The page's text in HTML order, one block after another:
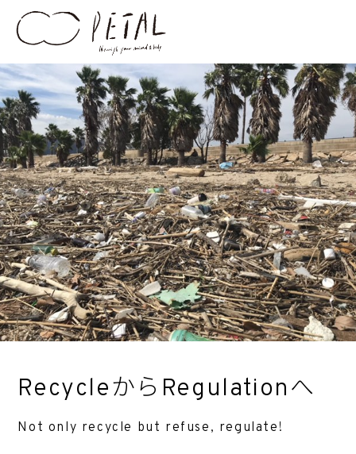
RecycleからRegulationへ
Not only recycle but refuse, regulate!